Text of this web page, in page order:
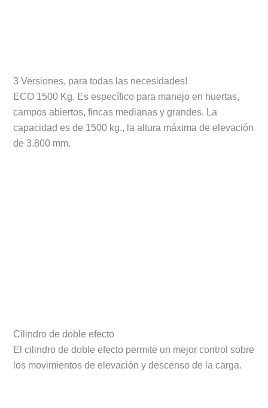
3 Versiones, para todas las necesidades!
ECO 1500 Kg. Es específico para manejo en huertas,
campos abiertos, fincas medianas y grandes. La
capacidad es de 1500 kg., la altura máxima de elevación
de 3.800 mm.
Cilindro de doble efecto
El cilindro de doble efecto permite un mejor control sobre
los movimientos de elevación y descenso de la carga.